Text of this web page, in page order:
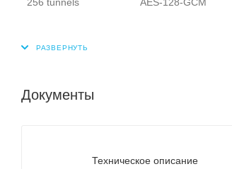
Документы
Техническое описание